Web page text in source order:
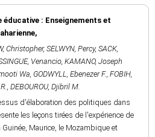
: Enseignements et
Christopher, SELWYN, Percy, SACK,
Venancio, KAMANO, Joseph
Wa, GODWYLL, Ebenezer F., FOBIH,
, DEBOUROU, Djibril M.
d'élaboration des politiques dans
les leçons tirées de l'expérience de
Guinée, Maurice, le Mozambique et